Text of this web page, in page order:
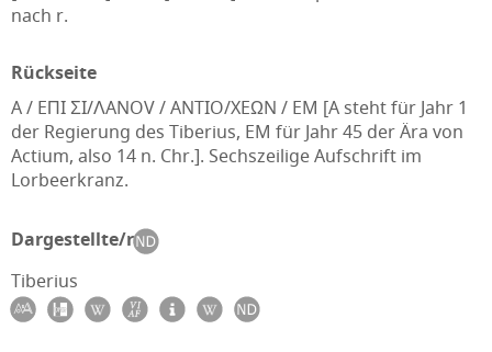
nach r.
Rückseite
A / EΠI ΣI/ΛANOV / ANTIO/XEΩN / EM [A steht für Jahr 1
der Regierung des Tiberius, EM für Jahr 45 der Ära von
Actium, also 14 n. Chr.]. Sechszeilige Aufschrift im
Lorbeerkranz.
Dargestellte/r
Tiberius